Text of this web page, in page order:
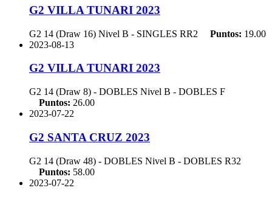
G2 VILLA TUNARI 2023
G2 14 (Draw 16) Nivel B - SINGLES RR2 Puntos: 19.00
2023-08-13
G2 VILLA TUNARI 2023
G2 14 (Draw 8) - DOBLES Nivel B - DOBLES F
Puntos: 26.00
2023-07-22
G2 SANTA CRUZ 2023
G2 14 (Draw 48) - DOBLES Nivel B - DOBLES R32
Puntos: 58.00
2023-07-22